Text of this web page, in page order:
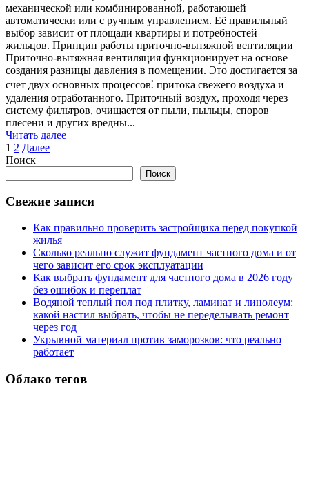
механической или комбинированной, работающей
автоматически или с ручным управлением. Её правильный
выбор зависит от площади квартиры и потребностей
жильцов. Принцип работы приточно-вытяжной вентиляции
Приточно-вытяжная вентиляция функционирует на основе
создания разницы давления в помещении. Это достигается за
счет двух основных процессов⁚ притока свежего воздуха и
удаления отработанного. Приточный воздух, проходя через
систему фильтров, очищается от пыли, пыльцы, споров
плесени и других вредны...
Читать далее
Пагинация
записей
1 2 Далее
Поиск
Поиск
Свежие записи
Как правильно проверить застройщика перед покупкой
жилья
Сколько реально служит фундамент частного дома и от
чего зависит его срок эксплуатации
Как выбрать фундамент для частного дома в 2026 году
без ошибок и переплат
Водяной теплый пол под плитку, ламинат и линолеум:
какой настил выбрать, чтобы не переделывать ремонт
через год
Укрывной материал против заморозков: что реально
работает
Облако тегов